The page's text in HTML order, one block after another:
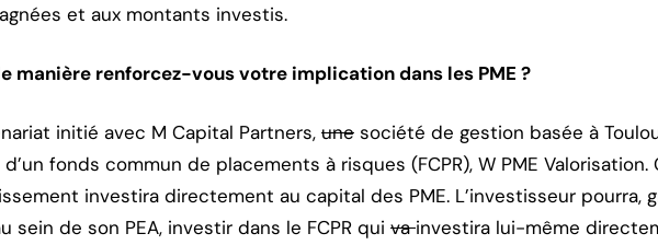
et aux montants investis.
manière renforcez-vous votre implication dans les PME ?
initié avec M Capital Partners, une société de gestion basée à
fonds commun de placements à risques (FCPR), W PME Valorisation.
investira directement au capital des PME. L’investisseur pourra,
sein de son PEA, investir dans le FCPR qui vainvestira lui-même